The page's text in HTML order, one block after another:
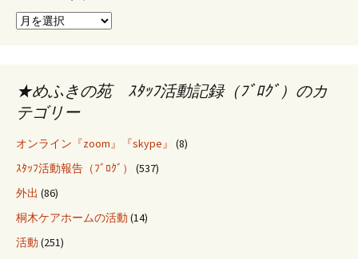
ア
ブ
★めふきの苑 ｽﾀｯﾌ活動記録（ﾌﾞﾛｸﾞ）のカ
テゴリー
オンライン『zoom』『skype』
(8)
ｽﾀｯﾌ活動報告（ﾌﾞﾛｸﾞ）
(537)
外出 (86)
桐木ケアホームの活動 (14)
活動 (251)